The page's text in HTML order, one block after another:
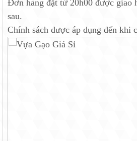
Đơn hàng đặt từ 20h00 được giao
sau.
Chính sách được áp dụng đến khi